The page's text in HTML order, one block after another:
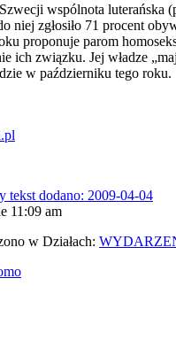
wspólnota luterańska
niej zgłosiło 71 procent
proponuje parom
ich związku. Jej władze
w październiku tego roku.
tekst dodano: 2009-04-04
11:09 am
w Działach: